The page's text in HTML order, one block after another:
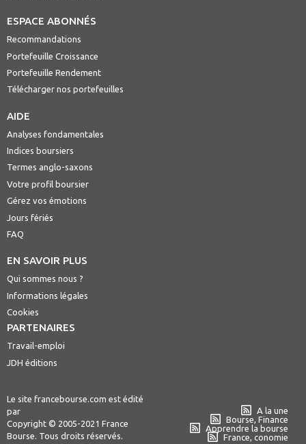
ESPACE ABONNÉS
Recommandations
Portefeuille Croissance
Portefeuille Rendement
Télécharger nos portefeuilles
AIDE
Analyses fondamentales
Indices boursiers
Termes anglo-saxons
Votre profil boursier
Gérez vos émotions
Jours fériés
FAQ
EN SAVOIR PLUS
Qui sommes nous ?
Informations légales
Cookies
PARTENAIRES
Travail-emploi
JDH éditions
Le site francebourse.com est édité
par
Copyright © 2005-2021 France
Bourse. Tous droits réservés.
A la une
Bourse, Finance
Apprendre la bourse
France, conomie